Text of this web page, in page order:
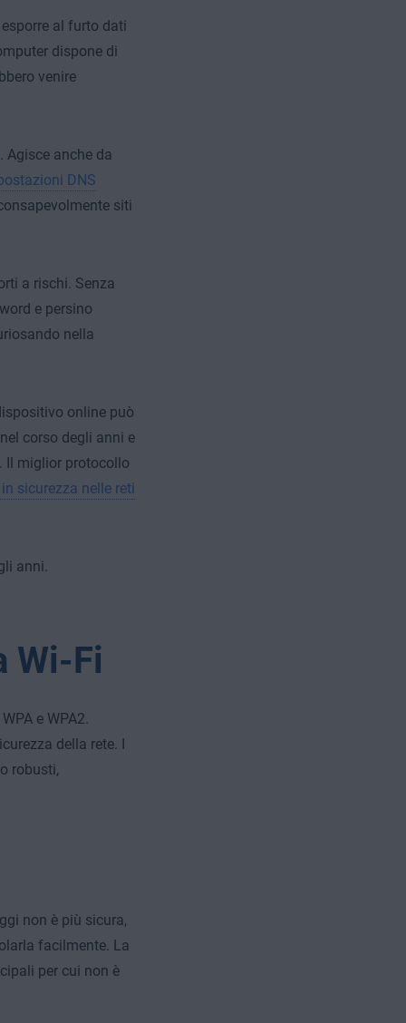
al furto dati
dispone di
venire
. Agisce anche da
DNS
siti
a rischi. Senza
e persino
nella
online può
corso degli anni e
Il miglior protocollo
sicurezza nelle reti
anni.
Wi-Fi
e WPA2.
della rete. I
robusti,
non è più sicura,
facilmente. La
per cui non è